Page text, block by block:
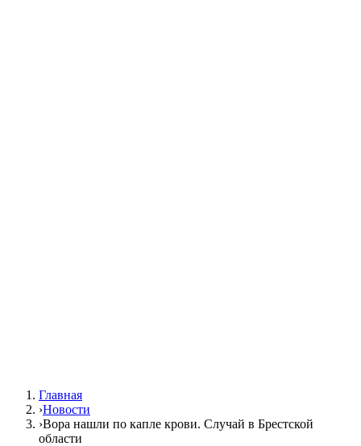
Главная
›Новости
›Вора нашли по капле крови. Случай в Брестской
области